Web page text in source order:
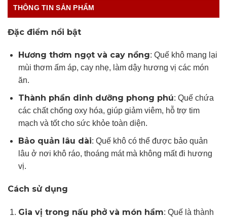
THÔNG TIN SẢN PHẨM
Đặc điểm nổi bật
Hương thơm ngọt và cay nồng: Quế khô mang lại
mùi thơm ấm áp, cay nhẹ, làm dậy hương vị các món
ăn.
Thành phần dinh dưỡng phong phú: Quế chứa
các chất chống oxy hóa, giúp giảm viêm, hỗ trợ tim
mạch và tốt cho sức khỏe toàn diện.
Bảo quản lâu dài: Quế khô có thể được bảo quản
lâu ở nơi khô ráo, thoáng mát mà không mất đi hương
vị.
Cách sử dụng
Gia vị trong nấu phở và món hầm: Quế là thành